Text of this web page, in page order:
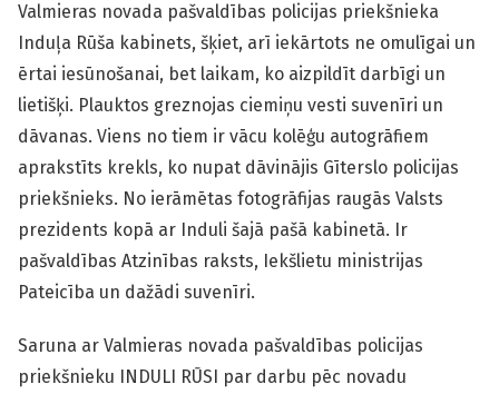
Valmieras novada pašvaldības policijas priekšnieka
Induļa Rūša kabinets, šķiet, arī iekārtots ne omulīgai un
ērtai iesūnošanai, bet laikam, ko aizpildīt darbīgi un
lietišķi. Plauktos greznojas ciemiņu vesti suvenīri un
dāvanas. Viens no tiem ir vācu kolēģu autogrāfiem
aprakstīts krekls, ko nupat dāvinājis Gīterslo policijas
priekšnieks. No ierāmētas fotogrāfijas raugās Valsts
prezidents kopā ar Induli šajā pašā kabinetā. Ir
pašvaldības Atzinības raksts, Iekšlietu ministrijas
Pateicība un dažādi suvenīri.
Saruna ar Valmieras novada pašvaldības policijas
priekšnieku INDULI RŪSI par darbu pēc novadu